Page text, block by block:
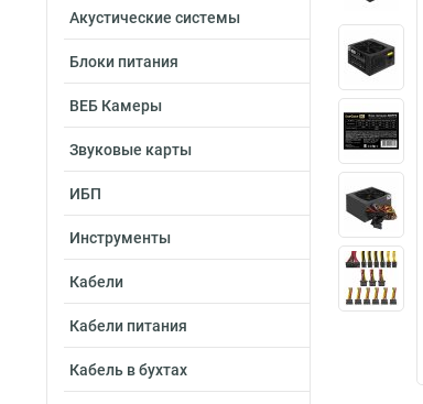
Акустические системы
Блоки питания
ВЕБ Камеры
Звуковые карты
ИБП
Инструменты
Кабели
Кабели питания
Кабель в бухтах